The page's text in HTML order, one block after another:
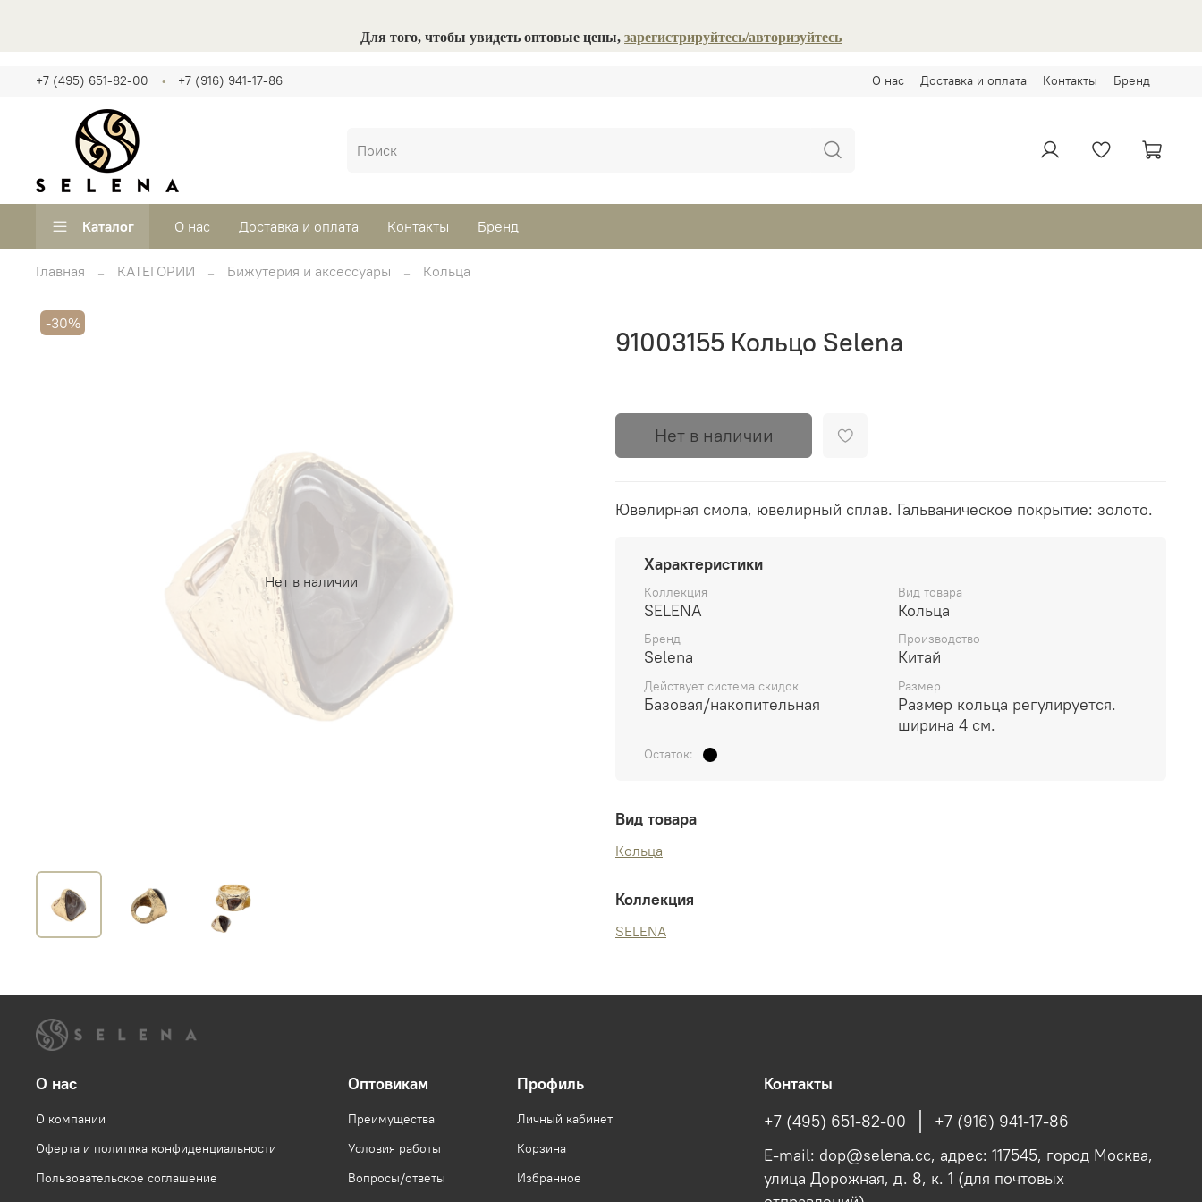
Для того, чтобы увидеть оптовые цены, зарегистрируйтесь/авторизуйтесь
О нас Доставка и оплата Контакты Бренд
+7 (495) 651-82-00 +7 (916) 941-17-86
Каталог О нас Доставка и оплата Контакты Бренд
Главная КАТЕГОРИИ Бижутерия и аксессуары Кольца
Нет в наличии
-30%
91003155 Кольцо Selena
Нет в наличии
Ювелирная смола, ювелирный сплав. Гальваническое покрытие: золото.
Характеристики
Коллекция
SELENA
Вид товара
Кольца
Бренд
Selena
Производство
Китай
Действует система скидок
Базовая/накопительная
Размер
Размер кольца регулируется.
ширина 4 см.
Остаток:
Вид товара
Кольца
Коллекция
SELENA
О нас
О компании
Оферта и политика конфиденциальности
Пользовательское соглашение
Оптовикам
Преимущества
Условия работы
Вопросы/ответы
Профиль
Личный кабинет
Корзина
Избранное
Контакты
+7 (495) 651-82-00
+7 (916) 941-17-86
E-mail: dop@selena.cc, адрес: 117545, город Москва,
улица Дорожная, д. 8, к. 1 (для почтовых